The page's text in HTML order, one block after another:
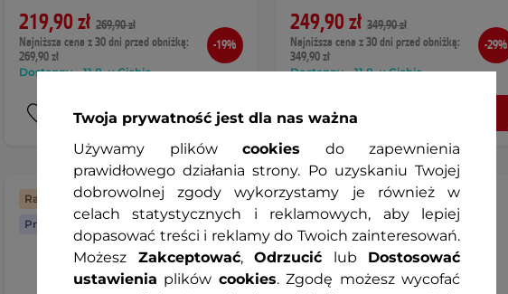
219,90 zł 269,90 zł
Najniższa cena z 30 dni przed obniżką:
269,90 zł
Dostępny – 11.8. u Ciebie
-19%
Szczegóły
249,90 zł 349,90 zł
Najniższa cena z 30 dni przed obniżką:
349,90 zł
Dostępny – 11.8. u Ciebie
-29%
Raty za 0%
Darmowa dostawa
Prezent
Raty za 0%
Darmowa dostawa
Twoja prywatność jest dla nas ważna
Używamy plików cookies do zapewnienia
prawidłowego działania strony. Po uzyskaniu Twojej
dobrowolnej zgody wykorzystamy je również w
celach statystycznych i reklamowych, aby lepiej
dopasować treści i reklamy do Twoich zainteresowań.
Możesz Zakceptować, Odrzucić lub Dostosować
ustawienia plików cookies. Zgodę możesz wycofać